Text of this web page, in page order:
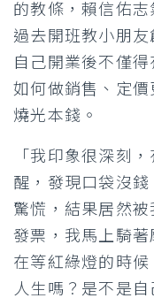
的教條，賴信佑
過去開班教小朋友
自己開業後不僅
如何做銷售、定
燒光本錢。
「我印象很深刻
醒，發現口袋沒
驚慌，結果居然被
發票，我馬上騎
在等紅綠燈的時
人生嗎？是不是